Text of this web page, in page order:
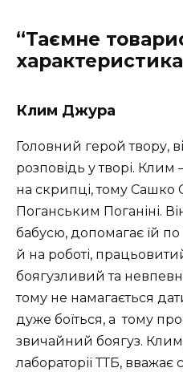
“Таємне
Клим Джура
Головний герой твору,
розповідь у творі. Клим
на скрипці, тому
Поганським Поганіні.
бабусю, допомагає їй
й на роботі,
боягузливий та
тому не намагається
дуже боїться, а тому
звичайний боягуз.
лабораторії ТТБ,